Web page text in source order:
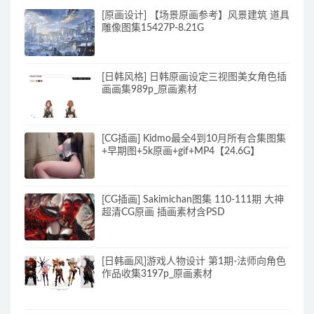
[原画设计] 【场景原画参考】风景建筑 道具
雕像图集15427P-8.21G
[日韩风格] 日韩原画设定三视图美女角色插
画画集989p_原画素材
[CG插画] Kidmo最全4到10月所有合集图集
+早期图+5k原画+gif+MP4【24.6G】
[CG插画] Sakimichan图集 110-111期 大神
超清CG原画 插画素材含PSD
[日韩画风]游戏人物设计 第1期-法师向角色
作品收集3197p_原画素材